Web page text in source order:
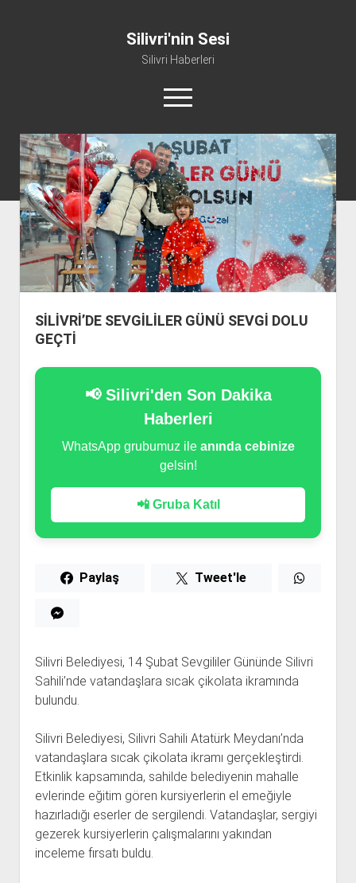
Silivri'nin Sesi
Silivri Haberleri
m
e
ü
y
ü
a
ç
youtube silivri@silivrininsesi1.com whatsapp
Manifesto
Gündem
Haber
Spor
Künye ve İletişim
SİLİVRİ’DE SEVGİLİLER GÜNÜ SEVGİ DOLU
GEÇTİ
📢 Silivri'den Son Dakika
Haberleri
WhatsApp grubumuz ile anında cebinize
gelsin!
📲 Gruba Katıl
Paylaş Tweet'le
Silivri Belediyesi, 14 Şubat Sevgililer Gününde Silivri
Sahili’nde vatandaşlara sıcak çikolata ikramında
bulundu.
Silivri Belediyesi, Silivri Sahili Atatürk Meydanı’nda
vatandaşlara sıcak çikolata ikramı gerçekleştirdi.
Etkinlik kapsamında, sahilde belediyenin mahalle
evlerinde eğitim gören kursiyerlerin el emeğiyle
hazırladığı eserler de sergilendi. Vatandaşlar, sergiyi
gezerek kursiyerlerin çalışmalarını yakından
inceleme fırsatı buldu.